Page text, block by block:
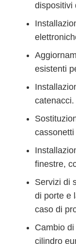
dispositivi
esistenti
catenacci.
finestre,
Servizi di
di porte e
caso di
Cambio
cilindro